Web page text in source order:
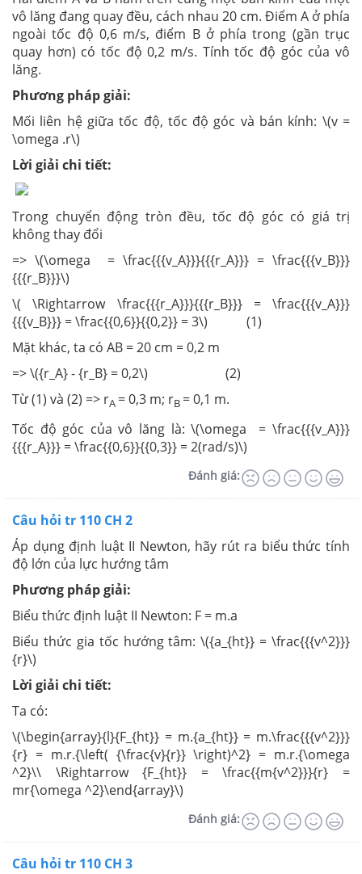
vô lăng đang quay đều, cách nhau 20 cm. Điểm A ở phía
ngoài tốc độ 0,6 m/s, điểm B ở phía trong (gần trục
quay hơn) có tốc độ 0,2 m/s. Tính tốc độ góc của vô
lăng.
Phương pháp giải:
Mối liên hệ giữa tốc độ, tốc độ góc và bán kính: \(v =
\omega .r\)
Lời giải chi tiết:
Trong chuyển động tròn đều, tốc độ góc có giá trị
không thay đổi
=> \(\omega = \frac{{{v_A}}}{{{r_A}}} = \frac{{{v_B}}}
{{{r_B}}}\)
\( \Rightarrow \frac{{{r_A}}}{{{r_B}}} = \frac{{{v_A}}}
{{{v_B}}} = \frac{{0,6}}{{0,2}} = 3\) (1)
Mặt khác, ta có AB = 20 cm = 0,2 m
=> \({r_A} - {r_B} = 0,2\) (2)
Từ (1) và (2) => rA = 0,3 m; rB = 0,1 m.
Tốc độ góc của vô lăng là: \(\omega = \frac{{{v_A}}}
{{{r_A}}} = \frac{{0,6}}{{0,3}} = 2(rad/s)\)
Đánh giá:
Câu hỏi tr 110 CH 2
Áp dụng định luật II Newton, hãy rút ra biểu thức tính
độ lớn của lực hướng tâm
Phương pháp giải:
Biểu thức định luật II Newton: F = m.a
Biểu thức gia tốc hướng tâm: \({a_{ht}} = \frac{{{v^2}}}
{r}\)
Lời giải chi tiết:
Ta có:
\(\begin{array}{l}{F_{ht}} = m.{a_{ht}} = m.\frac{{{v^2}}}
{r} = m.r.{\left( {\frac{v}{r}} \right)^2} = m.r.{\omega
^2}\\ \Rightarrow {F_{ht}} = \frac{{m{v^2}}}{r} =
mr{\omega ^2}\end{array}\)
Đánh giá:
Câu hỏi tr 110 CH 3